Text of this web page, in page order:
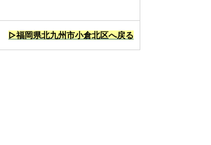
▷福岡県北九州市小倉北区へ戻る